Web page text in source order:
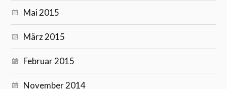
Mai 2015
März 2015
Februar 2015
November 2014